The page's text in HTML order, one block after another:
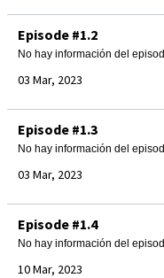
Episode #1.2
No hay información del
03 Mar, 2023
Episode #1.3
No hay información del
03 Mar, 2023
Episode #1.4
No hay información del
10 Mar, 2023